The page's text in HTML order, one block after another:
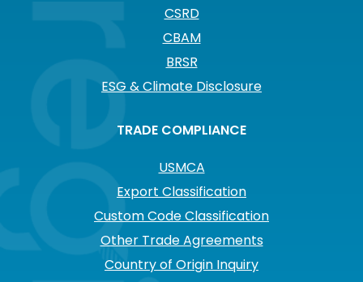
CSRD
CBAM
BRSR
ESG & Climate Disclosure
TRADE COMPLIANCE
USMCA
Export Classification
Custom Code Classification
Other Trade Agreements
Country of Origin Inquiry